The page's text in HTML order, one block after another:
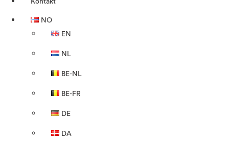
Kontakt
NO
EN
NL
BE-NL
BE-FR
DE
DA